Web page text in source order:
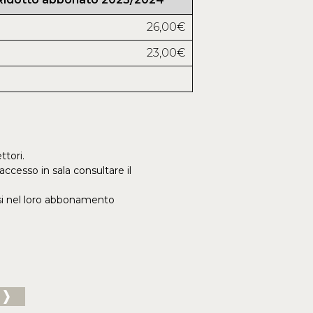
26,00€
23,00€
in sala consultare il
nel loro abbonamento